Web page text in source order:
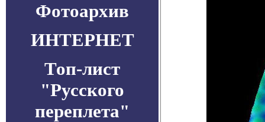
Фотоархив
ИНТЕРНЕТ
Топ-лист
"Русского
переплета"